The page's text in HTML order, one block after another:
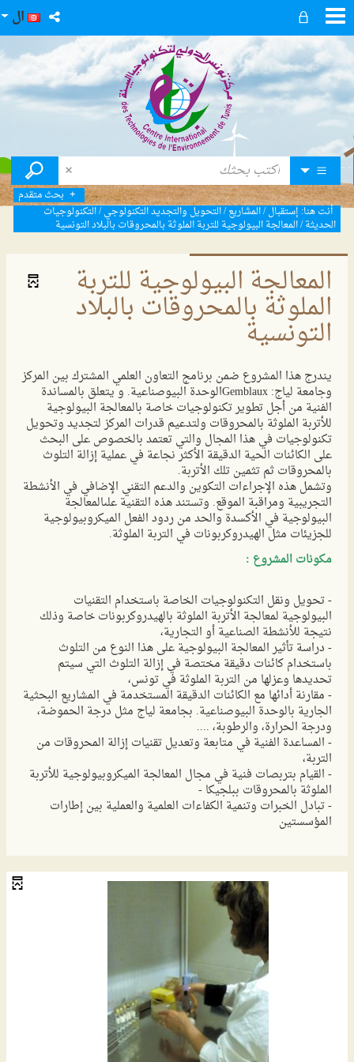
ال
بحث متقدم
أنت هنا: إستقبال/المشاريع/التحويل والتجديد التكنولوجي/التكنولوجيات
الحديثة/المعالجة البيولوجية للتربة الملوثة بالمحروقات بالبلاد التونسية
المعالجة البيولوجية للتربة
الملوثة بالمحروقات بالبلاد
التونسية
يندرج هذا المشروع ضمن برنامج التعاون العلمي المشترك بين المركز
وجامعة لياج: Gemblauxالوحدة البيوصناعية. و يتعلق بالمساندة
الفنية من أجل تطوير تكنولوجيات خاصة بالمعالجة البيولوجية
للأتربة الملوثة بالمحروقات ولتدعيم قدرات المركز لتجديد وتحويل
تكنولوجيات في هذا المجال والتي تعتمد بالخصوص على البحث
على الكائنات الحية الدقيقة الأكثر نجاعة في عملية إزالة التلوث
بالمحروقات ثم تثمين تلك الأتربة.
وتشمل هذه الإجراءات التكوين والدعم التقني الإضافي في الأنشطة
التجريبية ومراقبة الموقع. وتستند هذه التقنية علىالمعالجة
البيولوجية في الأكسدة والحد من ردود الفعل الميكروبيولوجية
للجزيئات مثل الهيدروكربونات في التربة الملوثة.
مكونات المشروع :
- تحويل ونقل التكنولوجيات الخاصة باستخدام التقنيات
البيولوجية لمعالجة الأتربة الملوثة بالهيدروكربونات خاصة وذلك
نتيجة للأنشطة الصناعية أو التجارية،
- دراسة تأثير المعالجة البيولوجية على هذا النوع من التلوث
باستخدام كائنات دقيقة مختصة في إزالة التلوث التي سيتم
تحديدها وعزلها من التربة الملوثة في تونس،
- مقارنة أدائها مع الكائنات الدقيقة المستخدمة في المشاريع البحثية
الجارية بالوحدة البيوصناعية. بجامعة لياج مثل درجة الحموضة،
ودرجة الحرارة، والرطوبة، ....
- المساعدة الفنية في متابعة وتعديل تقنيات إزالة المحروقات من
التربة،
- القيام بتربصات فنية في مجال المعالجة الميكروبيولوجية للأتربة
الملوثة بالمحروقات ببلجيكا -
- تبادل الخبرات وتنمية الكفاءات العلمية والعملية بين إطارات
المؤسستين